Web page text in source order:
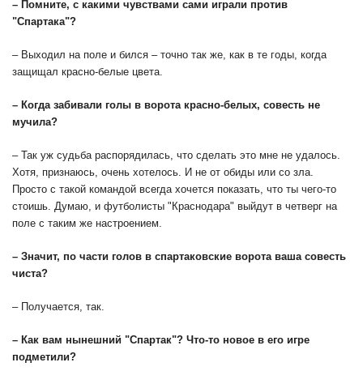
– Помните, с какими чувствами сами играли против
"Спартака"?
– Выходил на поле и бился – точно так же, как в те годы, когда
защищал красно-белые цвета.
– Когда забивали голы в ворота красно-белых, совесть не
мучила?
– Так уж судьба распорядилась, что сделать это мне не удалось.
Хотя, признаюсь, очень хотелось. И не от обиды или со зла.
Просто с такой командой всегда хочется показать, что ты чего-то
стоишь. Думаю, и футболисты "Краснодара" выйдут в четверг на
поле с таким же настроением.
– Значит, по части голов в спартаковские ворота ваша совесть
чиста?
– Получается, так.
– Как вам нынешний "Спартак"? Что-то новое в его игре
подметили?